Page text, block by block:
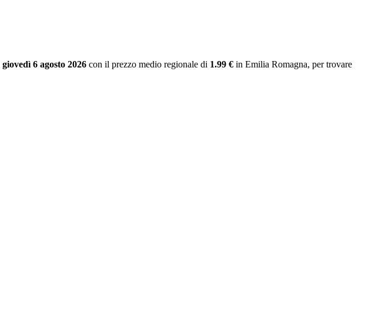
giovedì 6 agosto 2026 con il prezzo medio regionale di 1.99 € in Emilia Romagna, per trovare